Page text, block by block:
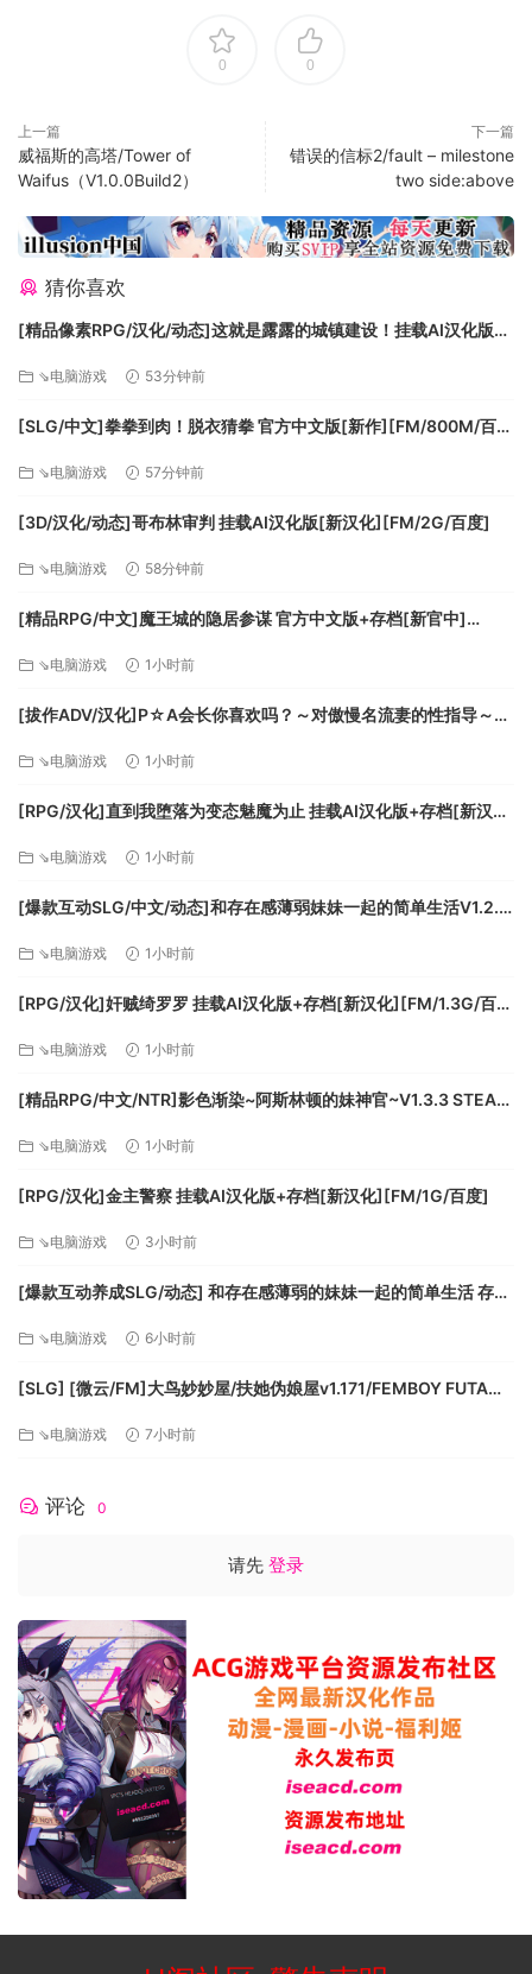
0 0
上一篇
威福斯的高塔/Tower of
Waifus（V1.0.0Build2）
下一篇
错误的信标2/fault – milestone
two side:above
猜你喜欢
[精品像素RPG/汉化/动态]这就是露露的城镇建设！挂载AI汉化版
⇘电脑游戏 53分钟前
[SLG/中文]拳拳到肉！脱衣猜拳 官方中文版[新作][FM/800M/百
⇘电脑游戏 57分钟前
[3D/汉化/动态]哥布林审判 挂载AI汉化版[新汉化][FM/2G/百度]
⇘电脑游戏 58分钟前
[精品RPG/中文]魔王城的隐居参谋 官方中文版+存档[新官中]
⇘电脑游戏 1小时前
[拔作ADV/汉化]P☆A会长你喜欢吗？～对傲慢名流妻的性指导～AI
⇘电脑游戏 1小时前
[RPG/汉化]直到我堕落为变态魅魔为止 挂载AI汉化版+存档[新汉
⇘电脑游戏 1小时前
[爆款互动SLG/中文/动态]和存在感薄弱妹妹一起的简单生活V1.2.7
⇘电脑游戏 1小时前
[RPG/汉化]奸贼绮罗罗 挂载AI汉化版+存档[新汉化][FM/1.3G/百
⇘电脑游戏 1小时前
[精品RPG/中文/NTR]影色渐染~阿斯林顿的妹神官~V1.3.3 STEAM
[FM/7.5G/百度]
⇘电脑游戏 1小时前
[RPG/汉化]金主警察 挂载AI汉化版+存档[新汉化][FM/1G/百度]
⇘电脑游戏 3小时前
[爆款互动养成SLG/动态] 和存在感薄弱的妹妹一起的简单生活 存在
rev.2 官方中文步兵版+全cg存档 [PC+安卓]
⇘电脑游戏 6小时前
[SLG] [微云/FM]大鸟妙妙屋/扶她伪娘屋v1.171/FEMBOY FUTA
⇘电脑游戏 7小时前
评论 0
请先 登录